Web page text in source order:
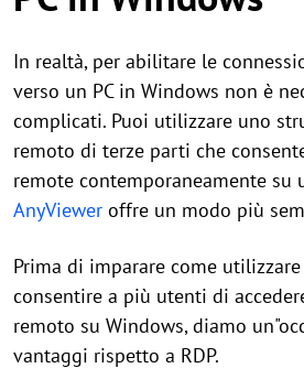
In realtà, per abilitare le
verso un PC in Windows non è
complicati. Puoi utilizzare uno
remoto di terze parti che
remote contemporaneamente su
AnyViewer offre un modo più
Prima di imparare come
consentire a più utenti di
remoto su Windows, diamo
vantaggi rispetto a RDP.